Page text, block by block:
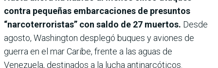
contra pequeñas embarcaciones de presuntos
“narcoterroristas” con saldo de 27 muertos. Desde
agosto, Washington desplegó buques y aviones de
guerra en el mar Caribe, frente a las aguas de
Venezuela, destinados a la lucha antinarcóticos.